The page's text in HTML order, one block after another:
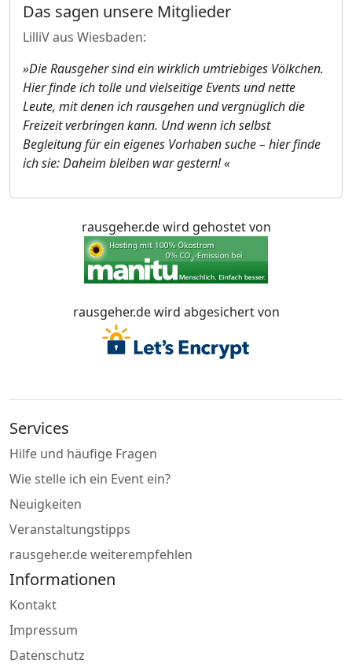
Das sagen unsere Mitglieder
LilliV aus Wiesbaden:
»Die Rausgeher sind ein wirklich umtriebiges Völkchen.
Hier finde ich tolle und vielseitige Events und nette
Leute, mit denen ich rausgehen und vergnüglich die
Freizeit verbringen kann. Und wenn ich selbst
Begleitung für ein eigenes Vorhaben suche – hier finde
ich sie: Daheim bleiben war gestern! «
rausgeher.de wird gehostet von
rausgeher.de wird abgesichert von
Services
Hilfe und häufige Fragen
Wie stelle ich ein Event ein?
Neuigkeiten
Veranstaltungstipps
rausgeher.de weiterempfehlen
Informationen
Kontakt
Impressum
Datenschutz